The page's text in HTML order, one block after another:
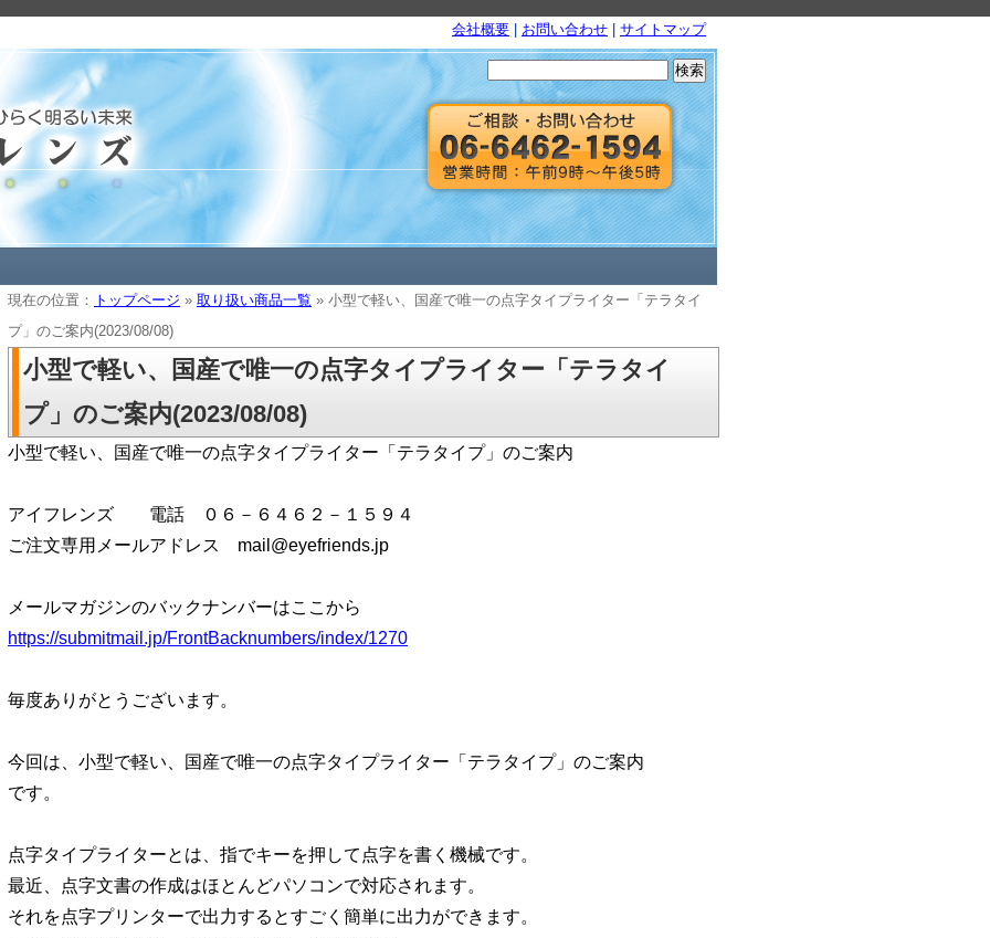
会社概要 お問い合わせ サイトマップ
索:
現在の位置： トップページ » 取り扱い商品一覧 » 小型で軽い、国産で唯一の点字タイプライター「テラタイ
プ」のご案内(2023/08/08)
小型で軽い、国産で唯一の点字タイプライター「テラタイ
プ」のご案内(2023/08/08)
小型で軽い、国産で唯一の点字タイプライター「テラタイプ」のご案内
アイフレンズ 電話 ０６－６４６２－１５９４
ご注文専用メールアドレス mail@eyefriends.jp
メールマガジンのバックナンバーはここから
https://submitmail.jp/FrontBacknumbers/index/1270
毎度ありがとうございます。
今回は、小型で軽い、国産で唯一の点字タイプライター「テラタイプ」のご案内
です。
点字タイプライターとは、指でキーを押して点字を書く機械です。
最近、点字文書の作成はほとんどパソコンで対応されます。
それを点字プリンターで出力するとすごく簡単に出力ができます。